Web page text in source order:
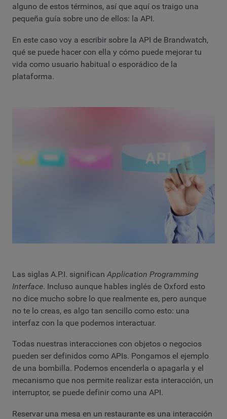
alguno de estos términos, así que aquí os traigo una
pequeña guía sobre uno de ellos: la API.
En este caso voy a escribir sobre la API de Brandwatch,
qué se puede hacer con ella y cómo puede mejorar tu
vida como usuario habitual o esporádico de la
plataforma.
Las siglas A.P.I. significan Application Programming
Interface. Incluso aunque hables inglés de Oxford esto
no dice mucho sobre lo que realmente es, pero aunque
no te lo creas, es algo tan sencillo como esto: una
interfaz con la que podemos interactuar.
Todas nuestras interacciones con objetos o negocios
pueden ser definidos como APIs. Pongamos el ejemplo
de una bombilla. Podemos encenderla o apagarla y el
mecanismo que nos permite realizar esta interacción, un
interruptor, se puede definir como una API.
Reservar una mesa en un restaurante es una interacción